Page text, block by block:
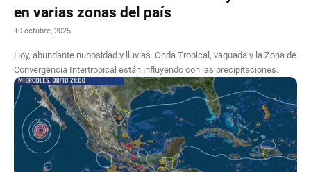
en varias zonas del país
10 octubre, 2025
Hoy, abundante nubosidad y lluvias. Onda Tropical, vaguada y la Zona de
Convergencia Intertropical están influyendo con las precipitaciones.